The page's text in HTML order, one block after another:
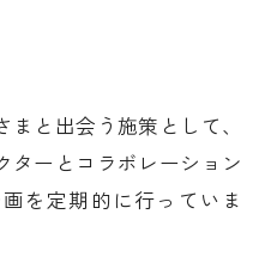
と出会う施策として、
ターとコラボレーション
を定期的に行っていま